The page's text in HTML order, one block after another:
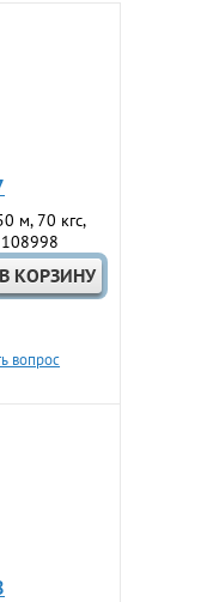
м, 70 кгс,
108998
вопрос